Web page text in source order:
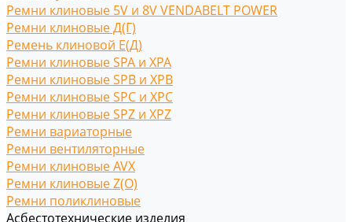
Ремни клиновые 5V и 8V VENDABELT POWER
Ремни клиновые Д(Г)
Ремень клиновой Е(Д)
Ремни клиновые SPA и XPA
Ремни клиновые SPB и XPB
Ремни клиновые SPC и XPC
Ремни клиновые SPZ и XPZ
Ремни вариаторные
Ремни вентиляторные
Ремни клиновые AVX
Ремни клиновые Z(O)
Ремни поликлиновые
Асбестотехнические изделия